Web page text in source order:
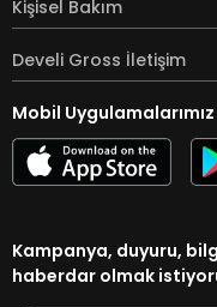
Kişisel Bakım
Develi Gross İletişim
Mobil Uygulamalarımız
Kampanya, duyuru,
haberdar olmak